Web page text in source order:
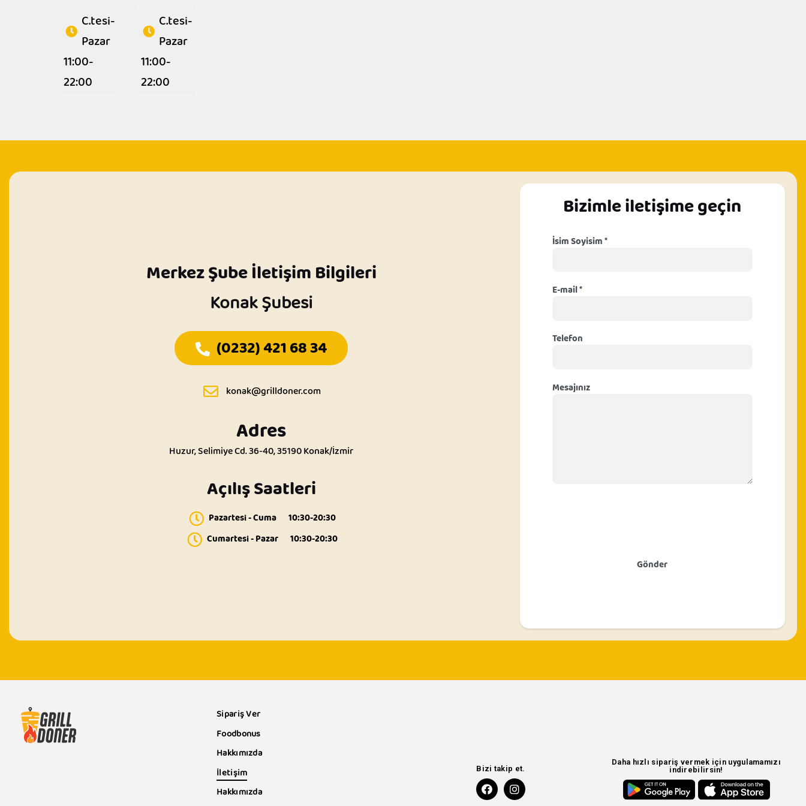
C.tesi-
Pazar
11:00-
22:00
C.tesi-
Pazar
11:00-
22:00
Merkez Şube İletişim Bilgileri
Konak Şubesi
(0232) 421 68 34
konak@grilldoner.com
Adres
Huzur, Selimiye Cd. 36-40, 35190 Konak/İzmir
Açılış Saatleri
Pazartesi - Cuma
10:30-20:30
Cumartesi - Pazar
10:30-20:30
Bizimle iletişime geçin
İsim Soyisim *
E-mail *
Telefon
Mesajınız
Sipariş Ver
Foodbonus
Hakkımızda
İletişim
Hakkımızda
Bizi takip et.
Daha hızlı sipariş vermek için uygulamamızı
indirebilirsin!